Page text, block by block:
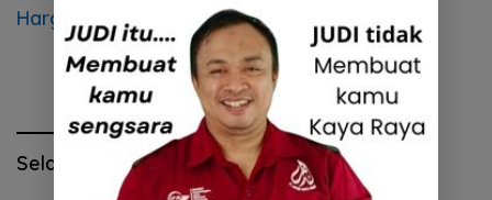
Harga dan Stok Bahan Pokok Aman
Selamat Hari Pendidikan Nasional